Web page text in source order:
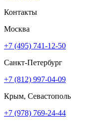
Контакты
Москва
+7 (495) 741-12-50
Санкт-Петербург
+7 (812) 997-04-09
Крым, Севастополь
+7 (978) 769-24-44